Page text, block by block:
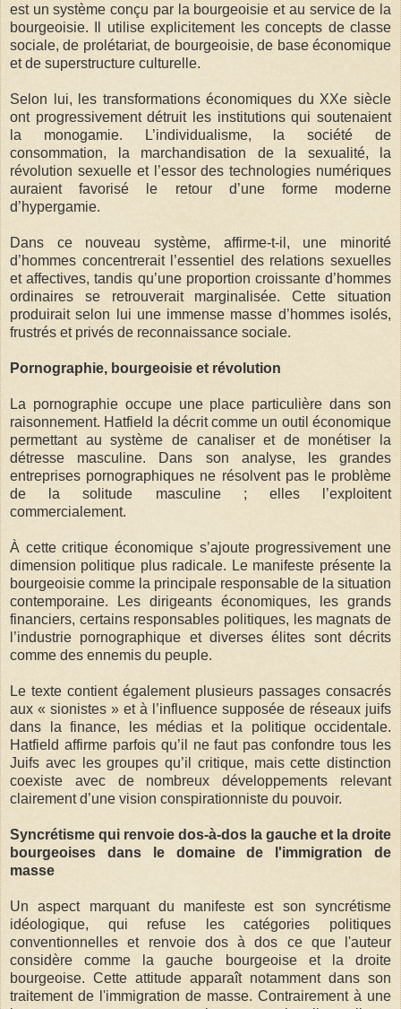
est un système conçu par la bourgeoisie et au service de la
bourgeoisie. Il utilise explicitement les concepts de classe
sociale, de prolétariat, de bourgeoisie, de base économique
et de superstructure culturelle.
Selon lui, les transformations économiques du XXe siècle
ont progressivement détruit les institutions qui soutenaient
la monogamie. L’individualisme, la société de
consommation, la marchandisation de la sexualité, la
révolution sexuelle et l’essor des technologies numériques
auraient favorisé le retour d’une forme moderne
d’hypergamie.
Dans ce nouveau système, affirme-t-il, une minorité
d’hommes concentrerait l’essentiel des relations sexuelles
et affectives, tandis qu’une proportion croissante d’hommes
ordinaires se retrouverait marginalisée. Cette situation
produirait selon lui une immense masse d’hommes isolés,
frustrés et privés de reconnaissance sociale.
Pornographie, bourgeoisie et révolution
La pornographie occupe une place particulière dans son
raisonnement. Hatfield la décrit comme un outil économique
permettant au système de canaliser et de monétiser la
détresse masculine. Dans son analyse, les grandes
entreprises pornographiques ne résolvent pas le problème
de la solitude masculine ; elles l’exploitent
commercialement.
À cette critique économique s’ajoute progressivement une
dimension politique plus radicale. Le manifeste présente la
bourgeoisie comme la principale responsable de la situation
contemporaine. Les dirigeants économiques, les grands
financiers, certains responsables politiques, les magnats de
l’industrie pornographique et diverses élites sont décrits
comme des ennemis du peuple.
Le texte contient également plusieurs passages consacrés
aux « sionistes » et à l’influence supposée de réseaux juifs
dans la finance, les médias et la politique occidentale.
Hatfield affirme parfois qu’il ne faut pas confondre tous les
Juifs avec les groupes qu’il critique, mais cette distinction
coexiste avec de nombreux développements relevant
clairement d’une vision conspirationniste du pouvoir.
Syncrétisme qui renvoie dos-à-dos la gauche et la droite
bourgeoises dans le domaine de l'immigration de
masse
Un aspect marquant du manifeste est son syncrétisme
idéologique, qui refuse les catégories politiques
conventionnelles et renvoie dos à dos ce que l'auteur
considère comme la gauche bourgeoise et la droite
bourgeoise. Cette attitude apparaît notamment dans son
traitement de l'immigration de masse. Contrairement à une